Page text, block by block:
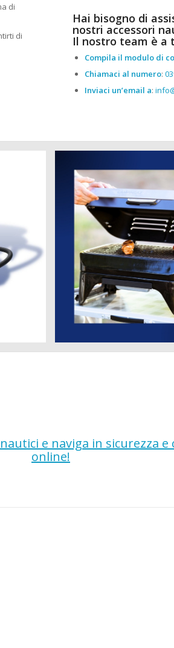
di
di
Hai bisogno di
nostri accessori
Il nostro team è a
Compila il modulo di
Chiamaci al numero:
Inviaci un’email a:
e naviga in sicurezza
online!